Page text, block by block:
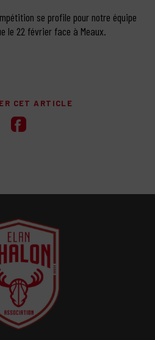
se profile pour notre équipe
le 22 février face à Meaux.
CET ARTICLE